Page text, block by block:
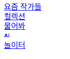
요즘 작가들
컬렉션
물어봐
놀이터